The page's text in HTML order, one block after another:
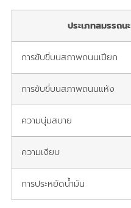
ประเภทสมรรถนะ
การขับขี่บนสภาพถนนเปียก
การขับขี่บนสภาพถนนแห้ง
ความนุ่มสบาย
ความเงียบ
การประหยัดน้ำมัน